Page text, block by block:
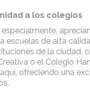
a los colegios
escuelas de alta
de la ciudad,
o el Colegio
ofreciendo una